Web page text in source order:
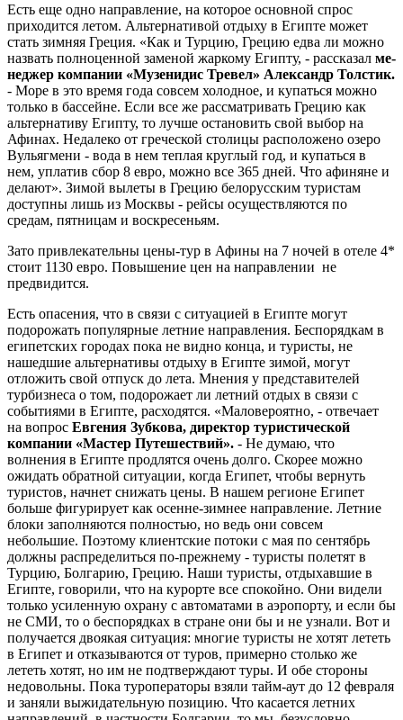
Есть еще одно направление, на кото­рое основной спрос
приходится летом. Альтернативой отдыху в Египте может
стать зимняя Греция. «Как и Турцию, Гре­цию едва ли можно
назвать полноценной заменой жаркому Египту, - рассказал ме­
неджер компании «Музенидис Тревел» Александр Толстик.
- Море в это время года совсем холодное, и купаться можно
только в бассейне. Если все же рассма­тривать Грецию как
альтернативу Егип­ту, то лучше остановить свой выбор на
Афинах. Недалеко от греческой столицы расположено озеро
Вульягмени - вода в нем теплая круглый год, и купаться в
нем, уплатив сбор 8 евро, можно все 365 дней. Что афиняне и
делают». Зимой вылеты в Грецию белорусским туристам
доступны лишь из Москвы - рейсы осуществляют­ся по
средам, пятницам и воскресеньям.
Зато привлекательны цены-тур в Афины на 7 ночей в отеле 4*
стоит 1130 евро. Повыше­ние цен на направлении не
предвидится.
Есть опасения, что в связи с ситуацией в Египте могут
подорожать популярные лет­ние направления. Беспорядкам в
египет­ских городах пока не видно конца, и тури­сты, не
нашедшие альтернативы отдыху в Египте зимой, могут
отложить свой отпуск до лета. Мнения у представителей
турбизнеса о том, подорожает ли летний отдых в связи с
событиями в Египте, расходят­ся. «Маловероятно, - отвечает
на вопрос Евгения Зубкова, директор туристиче­ской
компании «Мастер Путешествий». - Не думаю, что
волнения в Египте прод­лятся очень долго. Скорее можно
ожидать обратной ситуации, когда Египет, чтобы вернуть
туристов, начнет снижать цены. В нашем регионе Египет
больше фигуриру­ет как осенне-зимнее направление. Лет­ние
блоки заполняются полностью, но ведь они совсем
небольшие. Поэтому кли­ентские потоки с мая по сентябрь
долж­ны распределиться по-прежнему - тури­сты полетят в
Турцию, Болгарию, Грецию. Наши туристы, отдыхавшие в
Египте, го­ворили, что на курорте все спокойно. Они видели
только усиленную охрану с авто­матами в аэропорту, и если бы
не СМИ, то о беспорядках в стране они бы и не уз­нали. Вот и
получается двоякая ситуация: многие туристы не хотят лететь
в Египет и отказываются от туров, примерно столь­ко же
лететь хотят, но им не подтвержда­ют туры. И обе стороны
недовольны. Пока туроператоры взяли тайм-аут до 12 февра­ля
и заняли выжидательную позицию. Что касается летних